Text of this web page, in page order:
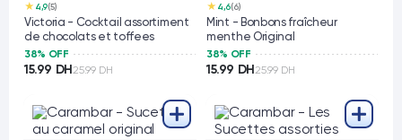
★ 4,9(5)
Victoria - Cocktail assortiment
de chocolats et toffees
38% OFF
15.99 DH 25.99 DH
★ 4,6(6)
Mint - Bonbons fraîcheur
menthe Original
38% OFF
15.99 DH 25.99 DH